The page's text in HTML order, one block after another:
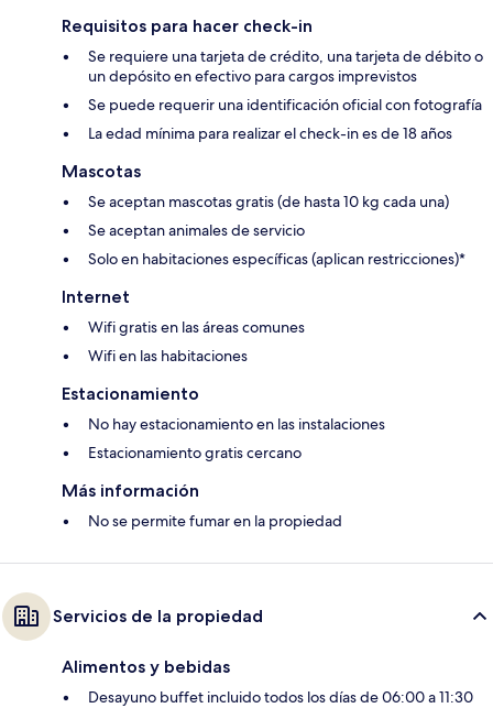
Requisitos para hacer check-in
Se requiere una tarjeta de crédito, una tarjeta de débito o
un depósito en efectivo para cargos imprevistos
Se puede requerir una identificación oficial con fotografía
La edad mínima para realizar el check-in es de 18 años
Mascotas
Se aceptan mascotas gratis (de hasta 10 kg cada una)
Se aceptan animales de servicio
Solo en habitaciones específicas (aplican restricciones)*
Internet
Wifi gratis en las áreas comunes
Wifi en las habitaciones
Estacionamiento
No hay estacionamiento en las instalaciones
Estacionamiento gratis cercano
Más información
No se permite fumar en la propiedad
Servicios de la propiedad
Alimentos y bebidas
Desayuno buffet incluido todos los días de 06:00 a 11:30